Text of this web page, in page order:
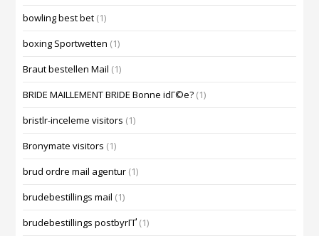
bowling best bet (1)
boxing Sportwetten (1)
Braut bestellen Mail (1)
BRIDE MAILLEMENT BRIDE Bonne idГ©e? (1)
bristlr-inceleme visitors (1)
Bronymate visitors (1)
brud ordre mail agentur (1)
brudebestillings mail (1)
brudebestillings postbyrГҐ (1)